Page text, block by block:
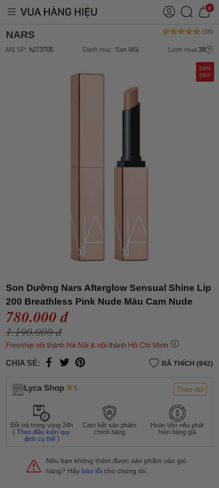
0
NARS
Mã SP: h273705 Danh mục: Son Môi Lượt mua:38
34%
OFF
Son Dưỡng Nars Afterglow Sensual Shine Lip
200 Breathless Pink Nude Màu Cam Nude
780.000 đ
1.190.000 đ
Freeship nội thành Hà Nội & nội thành Hồ Chí Minh
CHIA SẺ: ĐÃ THÍCH (842)
Lyca Shop 5 Theo dõi
Đỗi trả trong vòng 24h
(Theo điều kiện quy
định cụ thể )
Cam kết sản phẩm
chính hãng
Hoàn tiền nếu phát
hiện hàng giả
Nếu bạn không thêm được sản phẩm vào giỏ
hàng? Hãy báo lỗi cho chúng tôi.